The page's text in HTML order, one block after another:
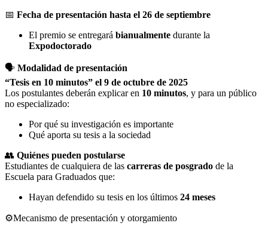
📅 Fecha de presentación hasta el 26 de septiembre
El premio se entregará bianualmente durante la
Expodoctorado
🗣️ Modalidad de presentación
“Tesis en 10 minutos” el 9 de octubre de 2025
Los postulantes deberán explicar en 10 minutos, y para un público
no especializado:
Por qué su investigación es importante
Qué aporta su tesis a la sociedad
👥 Quiénes pueden postularse
Estudiantes de cualquiera de las carreras de posgrado de la
Escuela para Graduados que:
Hayan defendido su tesis en los últimos 24 meses
⚙️Mecanismo de presentación y otorgamiento